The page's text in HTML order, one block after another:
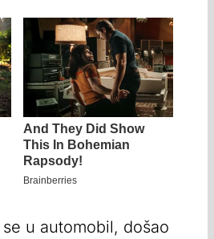
u automobil, došao